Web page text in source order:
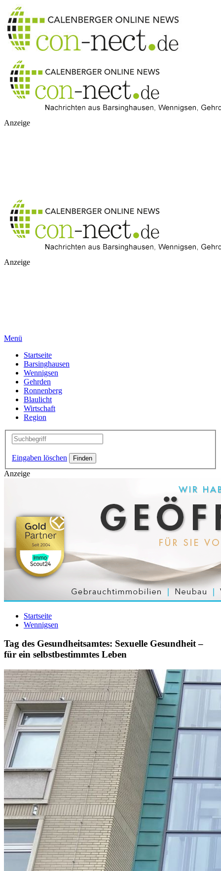
Anzeige
Anzeige
Menü
Startseite
Barsinghausen
Wennigsen
Gehrden
Ronnenberg
Blaulicht
Wirtschaft
Region
Eingaben löschen
Anzeige
Startseite
Wennigsen
Tag des Gesundheitsamtes: Sexuelle Gesundheit –
für ein selbstbestimmtes Leben